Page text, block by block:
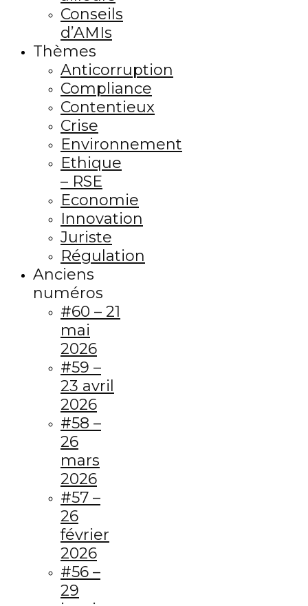
Conseils
d’AMIs
Thèmes
Anticorruption
Compliance
Contentieux
Crise
Environnement
Ethique
– RSE
Economie
Innovation
Juriste
Régulation
Anciens
numéros
#60 – 21
mai
2026
#59 –
23 avril
2026
#58 –
26
mars
2026
#57 –
26
février
2026
#56 –
29